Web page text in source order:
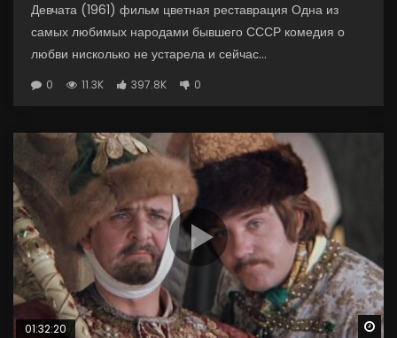
Девчата (1961) фильм цветная реставрация Одна из
самых любимых народами бывшего СССР комедия о
любви нисколько не устарела и сейчас...
0 11.3K 397.8K 0
01:32:20